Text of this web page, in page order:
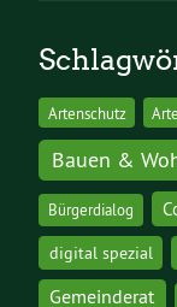
Artenschutz
Bauen &
Bürgerdialog
digital spezial
Gemeinderat